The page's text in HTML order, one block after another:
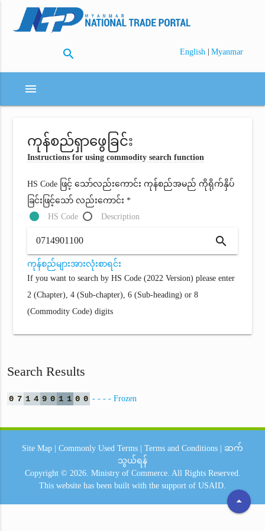
search English | Myanmar
menu
ကုန်စည်ရှာဖွေခြင်း
Instructions for using commodity search function
HS Code ဖြင့် သော်လည်းကောင်း ကုန်စည်အမည် ကိုရိုက်နှိပ်
ခြင်းဖြင့်သော် လည်းကောင်း *
HS Code
Description
search
ကုန်စည်များအားလုံးစာရင်း
If you want to search by HS Code (2022 Version) please enter
2 (Chapter), 4 (Sub-chapter), 6 (Sub-heading) or 8
(Commodity Code) digits
Search Results
0 7 1 4 9 0 1 1 0 0 - - - - Frozen
arrow_drop_up
Site Map Commonly Used Terms Terms and Conditions
ဆက်
သွယ်ရန်
Copyright © 2026. Ministry of Commerce. All Rights Reserved.
This website has been built with the support of USAID.